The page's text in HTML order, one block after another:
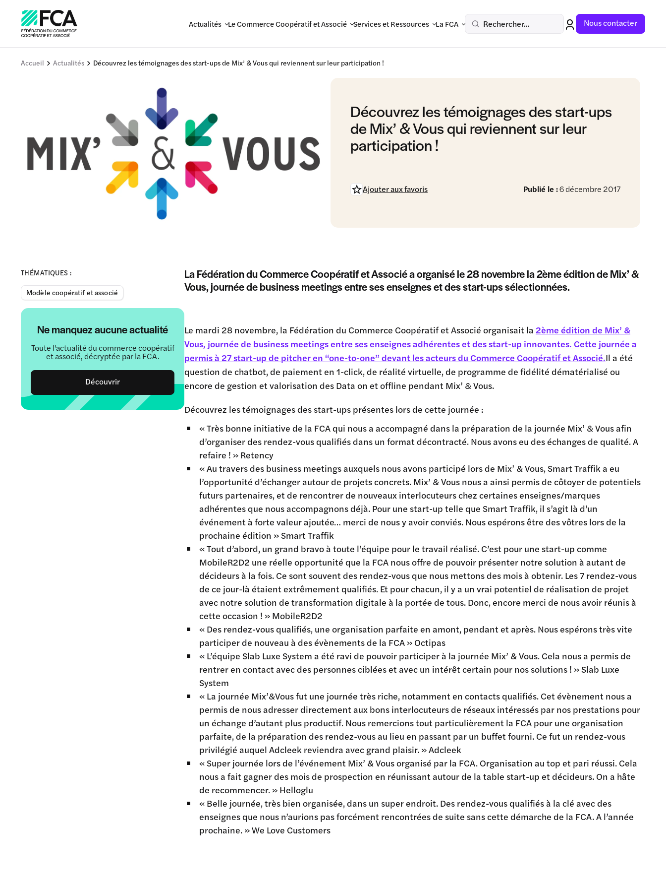
Actualités Le Commerce Coopératif et Associé Services et Ressources La FCA Rechercher... Nous contacter
Accueil Actualités Découvrez les témoignages des start-ups de Mix’ & Vous qui reviennent sur leur participation !
Découvrez les témoignages des start-ups
de Mix’ & Vous qui reviennent sur leur
participation !
Publié le :6 décembre 2017
Ajouter aux favoris
THÉMATIQUES :
Modèle coopératif et associé
Ne manquez aucune actualité
Toute l'actualité du commerce coopératif
et associé, décryptée par la FCA.
Découvrir
La Fédération du Commerce Coopératif et Associé a organisé le 28 novembre la 2ème édition de Mix’ &
Vous, journée de business meetings entre ses enseignes et des start-ups sélectionnées.
Le mardi 28 novembre, la Fédération du Commerce Coopératif et Associé organisait la 2ème édition de Mix’ &
Vous, journée de business meetings entre ses enseignes adhérentes et des start-up innovantes. Cette journée a
permis à 27 start-up de pitcher en “one-to-one” devant les acteurs du Commerce Coopératif et Associé.Il a été
question de chatbot, de paiement en 1-click, de réalité virtuelle, de programme de fidélité dématérialisé ou
encore de gestion et valorisation des Data on et offline pendant Mix’ & Vous.
Découvrez les témoignages des start-ups présentes lors de cette journée :
« Très bonne initiative de la FCA qui nous a accompagné dans la préparation de la journée Mix’ & Vous afin
d’organiser des rendez-vous qualifiés dans un format décontracté. Nous avons eu des échanges de qualité. A
refaire ! » Retency
« Au travers des business meetings auxquels nous avons participé lors de Mix’ & Vous, Smart Traffik a eu
l’opportunité d’échanger autour de projets concrets. Mix’ & Vous nous a ainsi permis de côtoyer de potentiels
futurs partenaires, et de rencontrer de nouveaux interlocuteurs chez certaines enseignes/marques
adhérentes que nous accompagnons déjà. Pour une start-up telle que Smart Traffik, il s’agit là d’un
événement à forte valeur ajoutée… merci de nous y avoir conviés. Nous espérons être des vôtres lors de la
prochaine édition » Smart Traffik
« Tout d’abord, un grand bravo à toute l’équipe pour le travail réalisé. C’est pour une start-up comme
MobileR2D2 une réelle opportunité que la FCA nous offre de pouvoir présenter notre solution à autant de
décideurs à la fois. Ce sont souvent des rendez-vous que nous mettons des mois à obtenir. Les 7 rendez-vous
de ce jour-là étaient extrêmement qualifiés. Et pour chacun, il y a un vrai potentiel de réalisation de projet
avec notre solution de transformation digitale à la portée de tous. Donc, encore merci de nous avoir réunis à
cette occasion ! » MobileR2D2
« Des rendez-vous qualifiés, une organisation parfaite en amont, pendant et après. Nous espérons très vite
participer de nouveau à des évènements de la FCA » Octipas
« L’équipe Slab Luxe System a été ravi de pouvoir participer à la journée Mix’ & Vous. Cela nous a permis de
rentrer en contact avec des personnes ciblées et avec un intérêt certain pour nos solutions ! » Slab Luxe
System
« La journée Mix’&Vous fut une journée très riche, notamment en contacts qualifiés. Cet évènement nous a
permis de nous adresser directement aux bons interlocuteurs de réseaux intéressés par nos prestations pour
un échange d’autant plus productif. Nous remercions tout particulièrement la FCA pour une organisation
parfaite, de la préparation des rendez-vous au lieu en passant par un buffet fourni. Ce fut un rendez-vous
privilégié auquel Adcleek reviendra avec grand plaisir. » Adcleek
« Super journée lors de l’événement Mix’ & Vous organisé par la FCA. Organisation au top et pari réussi. Cela
nous a fait gagner des mois de prospection en réunissant autour de la table start-up et décideurs. On a hâte
de recommencer. » Helloglu
« Belle journée, très bien organisée, dans un super endroit. Des rendez-vous qualifiés à la clé avec des
enseignes que nous n’aurions pas forcément rencontrées de suite sans cette démarche de la FCA. A l’année
prochaine. » We Love Customers